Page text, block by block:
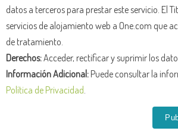
datos a terceros para prestar este servicio. El
servicios de alojamiento web a One.com que
de tratamiento.
Derechos:Acceder, rectificar y suprimir los
Información Adicional:Puede consultar la
Política de Privacidad